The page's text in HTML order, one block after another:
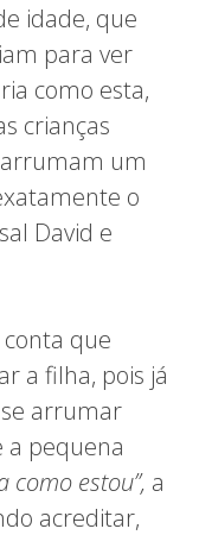
idade, que
para ver
como esta,
crianças
um
o
David e
que
a filha, pois já
arrumar
a pequena
como estou”, a
acreditar,